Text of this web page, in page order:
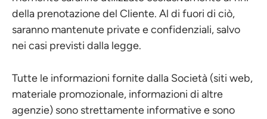
della prenotazione del Cliente. Al di fuori di ciò,
saranno mantenute private e confidenziali, salvo
nei casi previsti dalla legge.
Tutte le informazioni fornite dalla Società (siti web,
materiale promozionale, informazioni di altre
agenzie) sono strettamente informative e sono